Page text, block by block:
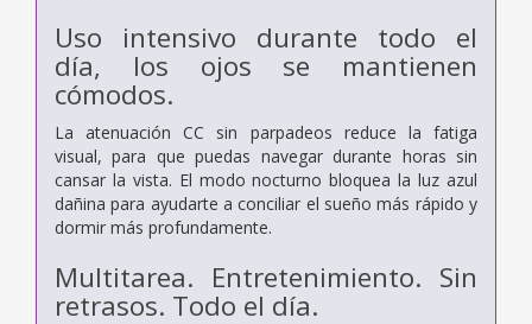
Uso intensivo durante todo el
día, los ojos se mantienen
cómodos.
La atenuación CC sin parpadeos reduce la fatiga
visual, para que puedas navegar durante horas sin
cansar la vista. El modo nocturno bloquea la luz azul
dañina para ayudarte a conciliar el sueño más rápido y
dormir más profundamente.
Multitarea. Entretenimiento. Sin
retrasos. Todo el día.